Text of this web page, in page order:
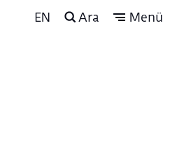
EN Ara Menü